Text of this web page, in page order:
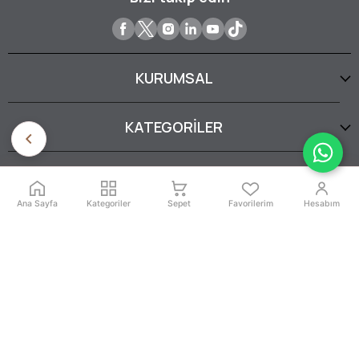
KURUMSAL
KATEGORİLER
YARDIM
Ana Sayfa Kategoriler Sepet Favorilerim Hesabım